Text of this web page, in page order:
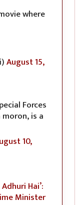
where
August 15,
Forces
is a
10,
Hai’:
Minister